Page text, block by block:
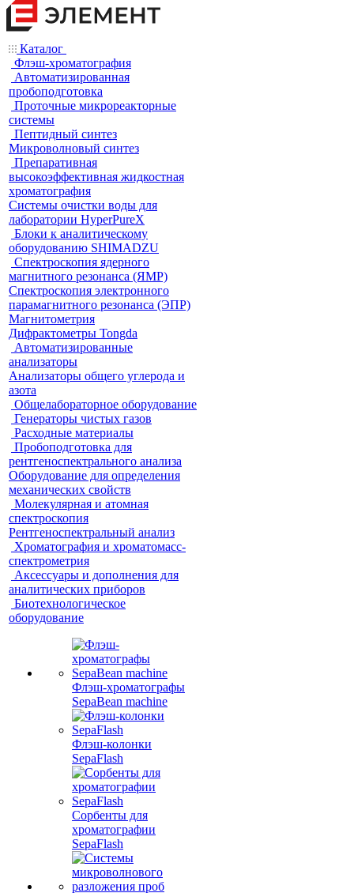
Каталог
Флэш-хроматография
Автоматизированная
пробоподготовка
Проточные микрореакторные
системы
Пептидный синтез
Микроволновый синтез
Препаративная
высокоэффективная жидкостная
хроматография
Системы очистки воды для
лаборатории HyperPureX
Блоки к аналитическому
оборудованию SHIMADZU
Спектроскопия ядерного
магнитного резонанса (ЯМР)
Спектроскопия электронного
парамагнитного резонанса (ЭПР)
Магнитометрия
Дифрактометры Tongda
Автоматизированные
анализаторы
Анализаторы общего углерода и
азота
Общелабораторное оборудование
Генераторы чистых газов
Расходные материалы
Пробоподготовка для
рентгеноспектрального анализа
Оборудование для определения
механических свойств
Молекулярная и атомная
спектроскопия
Рентгеноспектральный анализ
Хроматография и хроматомасс-
спектрометрия
Аксессуары и дополнения для
аналитических приборов
Биотехнологическое
оборудование
Флэш-хроматографы
SepaBean machine
Флэш-колонки
SepaFlash
Сорбенты для
хроматографии
SepaFlash